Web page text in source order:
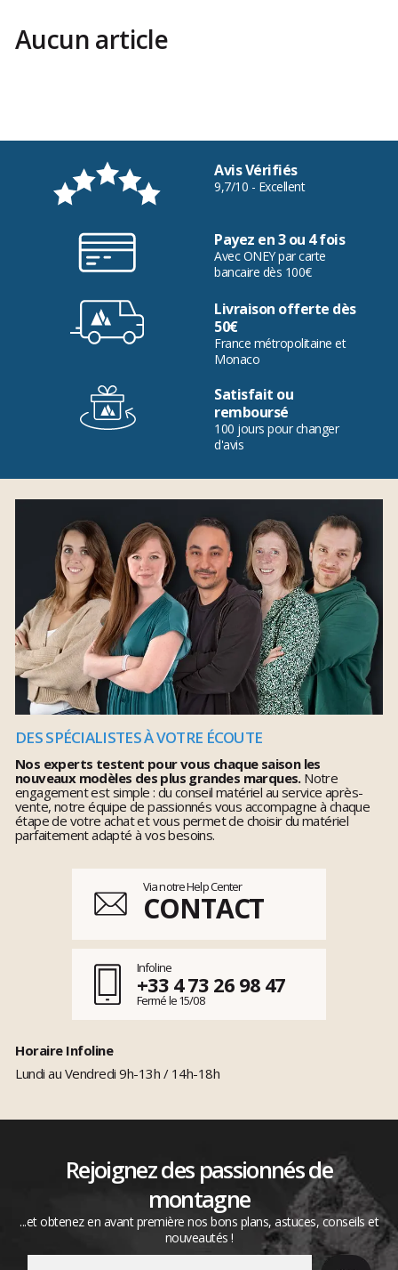
Aucun article
Avis Vérifiés
9,7/10 - Excellent
Payez en 3 ou 4 fois
Avec ONEY par carte
bancaire dès 100€
Livraison offerte dès
50€
France métropolitaine et
Monaco
Satisfait ou
remboursé
100 jours pour changer
d'avis
DES SPÉCIALISTES À VOTRE ÉCOUTE
Nos experts testent pour vous chaque saison les
nouveaux modèles des plus grandes marques.Notre
engagement est simple : du conseil matériel au service après-
vente, notre équipe de passionnés vous accompagne à chaque
étape de votre achat et vous permet de choisir du matériel
parfaitement adapté à vos besoins.
Via notre Help Center
CONTACT
Infoline
+33 4 73 26 98 47
Fermé le 15/08
Horaire Infoline
Lundi au Vendredi 9h-13h / 14h-18h
Rejoignez des passionnés de
montagne
...et obtenez en avant première nos bons plans, astuces, conseils et
nouveautés !